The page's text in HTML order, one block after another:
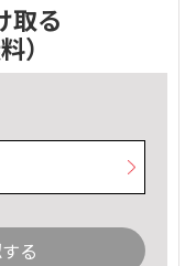
取る
）
る